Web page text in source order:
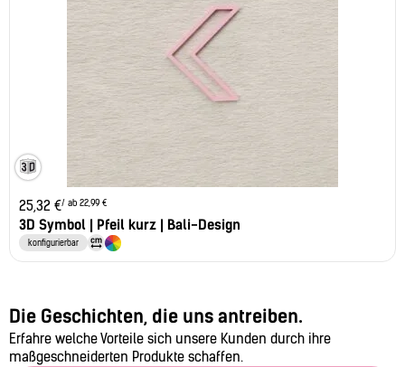
25,32 €/ ab 22,99 €
3D Symbol | Pfeil kurz | Bali-Design
konfigurierbar
Die Geschichten, die uns antreiben.
Erfahre welche Vorteile sich unsere Kunden durch ihre
maßgeschneiderten Produkte schaffen.